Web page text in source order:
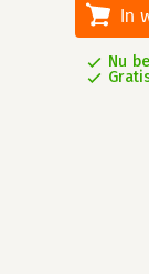
In
Nu